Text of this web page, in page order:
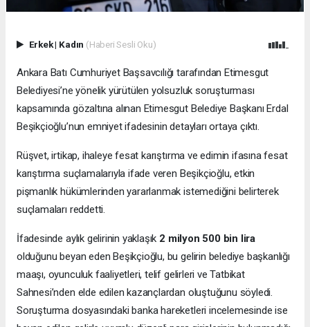
Erkek| Kadın (Haberi Sesli Oku)
Ankara Batı Cumhuriyet Başsavcılığı tarafından Etimesgut
Belediyesi’ne yönelik yürütülen yolsuzluk soruşturması
kapsamında gözaltına alınan Etimesgut Belediye Başkanı Erdal
Beşikçioğlu’nun emniyet ifadesinin detayları ortaya çıktı.
Rüşvet, irtikap, ihaleye fesat karıştırma ve edimin ifasına fesat
karıştırma suçlamalarıyla ifade veren Beşikçioğlu, etkin
pişmanlık hükümlerinden yararlanmak istemediğini belirterek
suçlamaları reddetti.
İfadesinde aylık gelirinin yaklaşık 2 milyon 500 bin lira
olduğunu beyan eden Beşikçioğlu, bu gelirin belediye başkanlığı
maaşı, oyunculuk faaliyetleri, telif gelirleri ve Tatbikat
Sahnesi’nden elde edilen kazançlardan oluştuğunu söyledi.
Soruşturma dosyasındaki banka hareketleri incelemesinde ise